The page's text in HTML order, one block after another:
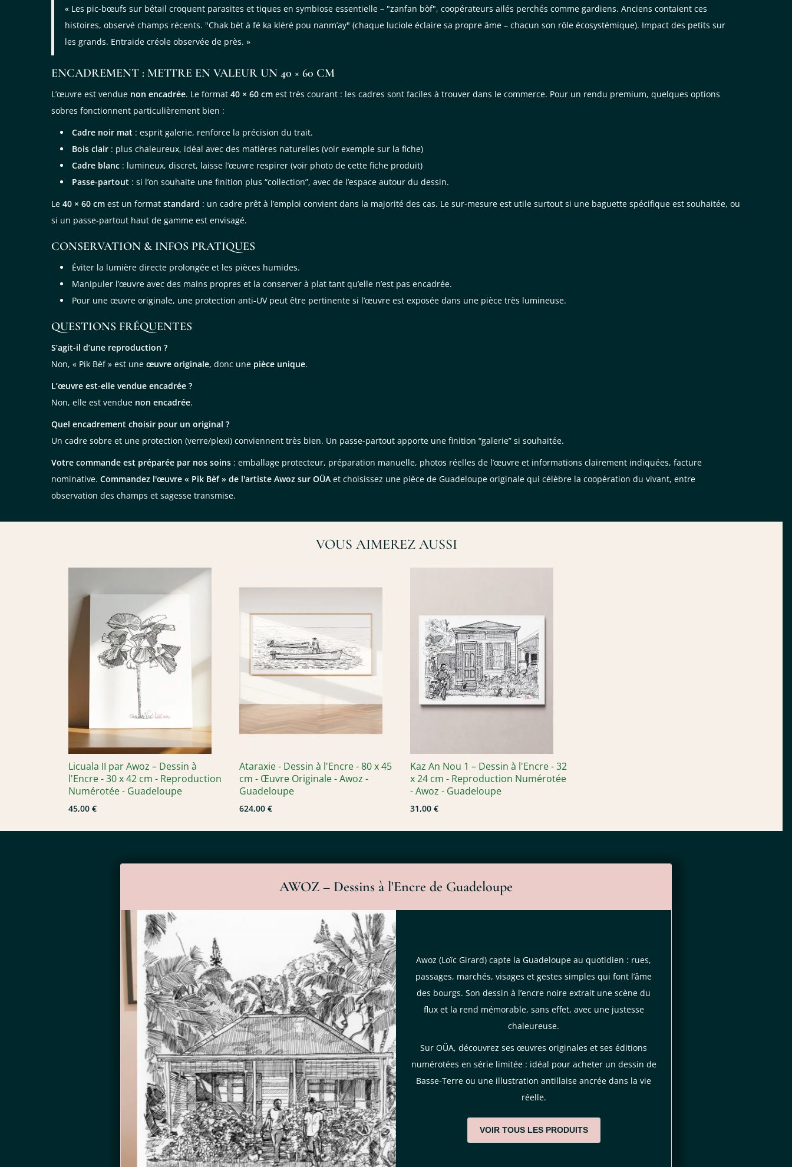
« Les pic-bœufs sur bétail croquent parasites et tiques en symbiose essentielle – "zanfan bòf", coopérateurs ailés perchés comme gardiens. Anciens contaient ces
histoires, observé champs récents. "Chak bèt à fé ka kléré pou nanm’ay" (chaque luciole éclaire sa propre âme – chacun son rôle écosystémique). Impact des petits sur
les grands. Entraide créole observée de près. »
ENCADREMENT : METTRE EN VALEUR UN 40 × 60 CM
L’œuvre est vendue non encadrée. Le format 40 × 60 cm est très courant : les cadres sont faciles à trouver dans le commerce. Pour un rendu premium, quelques options
sobres fonctionnent particulièrement bien :
Cadre noir mat : esprit galerie, renforce la précision du trait.
Bois clair : plus chaleureux, idéal avec des matières naturelles (voir exemple sur la fiche)
Cadre blanc : lumineux, discret, laisse l’œuvre respirer (voir photo de cette fiche produit)
Passe-partout : si l’on souhaite une finition plus “collection”, avec de l’espace autour du dessin.
Le 40 × 60 cm est un format standard : un cadre prêt à l’emploi convient dans la majorité des cas. Le sur-mesure est utile surtout si une baguette spécifique est souhaitée, ou
si un passe-partout haut de gamme est envisagé.
CONSERVATION & INFOS PRATIQUES
Éviter la lumière directe prolongée et les pièces humides.
Manipuler l’œuvre avec des mains propres et la conserver à plat tant qu’elle n’est pas encadrée.
Pour une œuvre originale, une protection anti-UV peut être pertinente si l’œuvre est exposée dans une pièce très lumineuse.
QUESTIONS FRÉQUENTES
S’agit-il d’une reproduction ?
Non, « Pik Bèf » est une œuvre originale, donc une pièce unique.
L’œuvre est-elle vendue encadrée ?
Non, elle est vendue non encadrée.
Quel encadrement choisir pour un original ?
Un cadre sobre et une protection (verre/plexi) conviennent très bien. Un passe-partout apporte une finition “galerie” si souhaitée.
Votre commande est préparée par nos soins : emballage protecteur, préparation manuelle, photos réelles de l’œuvre et informations clairement indiquées, facture
nominative. Commandez l'œuvre « Pik Bèf » de l'artiste Awoz sur OÜA et choisissez une pièce de Guadeloupe originale qui célèbre la coopération du vivant, entre
observation des champs et sagesse transmise.
VOUS AIMEREZ AUSSI
Licuala II par Awoz – Dessin à
l'Encre - 30 x 42 cm - Reproduction
Numérotée - Guadeloupe
45,00 €
Ataraxie - Dessin à l'Encre - 80 x 45
cm - Œuvre Originale - Awoz -
Guadeloupe
624,00 €
Kaz An Nou 1 – Dessin à l'Encre - 32
x 24 cm - Reproduction Numérotée
- Awoz - Guadeloupe
31,00 €
AWOZ – Dessins à l'Encre de Guadeloupe
Awoz (Loïc Girard) capte la Guadeloupe au quotidien : rues,
passages, marchés, visages et gestes simples qui font l’âme
des bourgs. Son dessin à l’encre noire extrait une scène du
flux et la rend mémorable, sans effet, avec une justesse
chaleureuse.
Sur OÜA, découvrez ses œuvres originales et ses éditions
numérotées en série limitée : idéal pour acheter un dessin de
Basse-Terre ou une illustration antillaise ancrée dans la vie
réelle.
VOIR TOUS LES PRODUITS